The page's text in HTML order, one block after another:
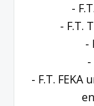
-
- F.T.
-
-
- F.T. FEKA